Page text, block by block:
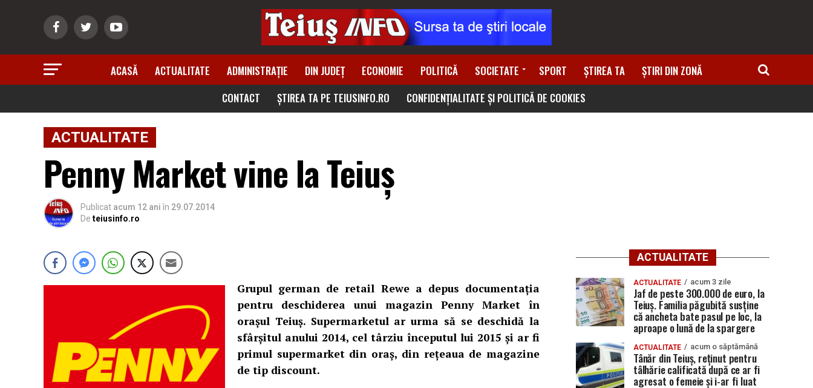
ACASĂ ACTUALITATE ADMINISTRAȚIE DIN JUDEȚ ECONOMIE POLITICĂ SOCIETATE SPORT ȘTIREA TA
ȘTIRI DIN ZONĂ
CONTACT
ȘTIREA TA PE TEIUSINFO.RO CONFIDENȚIALITATE ȘI POLITICĂ DE COOKIES
ACTUALITATE
Penny Market vine la Teiuș
Publicat acum 12 ani în 29.07.2014
De teiusinfo.ro
Grupul german de retail Rewe a depus documentația
pentru deschiderea unui magazin Penny Market în
orașul Teiuș. Supermarketul ar urma să se deschidă la
sfârșitul anului 2014, cel târziu începutul lui 2015 și ar fi
primul supermarket din oraș, din rețeaua de magazine
de tip discount.
ACTUALITATE
ACTUALITATE acum 3 zile
Jaf de peste 300.000 de euro, la
Teiuș. Familia păgubită susține
că ancheta bate pasul pe loc, la
aproape o lună de la spargere
ACTUALITATE acum o săptămână
Tânăr din Teiuș, reținut pentru
tâlhărie calificată după ce ar fi
agresat o femeie și i-ar fi luat